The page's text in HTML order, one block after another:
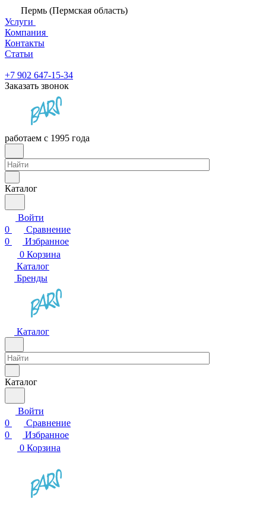
Пермь (Пермская область)
Услуги
Компания
Контакты
Статьи
+7 902 647-15-34
Заказать звонок
работаем с 1995 года
Каталог
Войти
0
Сравнение
0
Избранное
0 Корзина
Каталог
Бренды
Каталог
Каталог
Войти
0
Сравнение
0
Избранное
0 Корзина